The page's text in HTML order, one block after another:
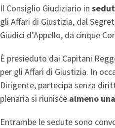
Il Consiglio Giudiziario in
gli Affari di Giustizia, dal
Giudici d’Appello, da cinque
È presieduto dai Capitani
per gli Affari di Giustizia. In
Dirigente, partecipa senza
plenaria si riunisce almeno
Entrambe le sedute sono